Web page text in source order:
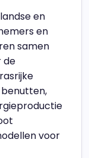
en
en
samen
de
voor